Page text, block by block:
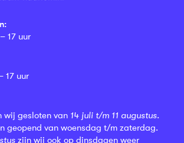
17 uur
17 uur
wij gesloten van 14 juli t/m 11 augustus.
geopend van woensdag t/m zaterdag.
zijn wij ook op dinsdagen weer